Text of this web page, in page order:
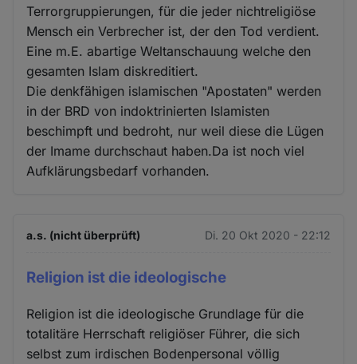
Terrorgruppierungen, für die jeder nichtreligiöse
Mensch ein Verbrecher ist, der den Tod verdient.
Eine m.E. abartige Weltanschauung welche den
gesamten Islam diskreditiert.
Die denkfähigen islamischen "Apostaten" werden
in der BRD von indoktrinierten Islamisten
beschimpft und bedroht, nur weil diese die Lügen
der Imame durchschaut haben.Da ist noch viel
Aufklärungsbedarf vorhanden.
a.s. (nicht überprüft) Di. 20 Okt 2020 - 22:12
Religion ist die ideologische
Religion ist die ideologische Grundlage für die
totalitäre Herrschaft religiöser Führer, die sich
selbst zum irdischen Bodenpersonal völlig